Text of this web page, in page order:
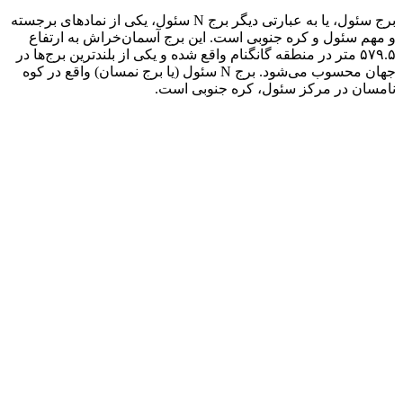
برج سئول، یا به عبارتی دیگر برج N سئول، یکی از نمادهای برجسته
و مهم سئول و کره جنوبی است. این برج آسمان‌خراش به ارتفاع
۵۷۹.۵ متر در منطقه گانگنام واقع شده و یکی از بلندترین برج‌ها در
جهان محسوب می‌شود. برج N سئول (یا برج نمسان) واقع در کوه
نامسان در مرکز سئول، کره جنوبی است.